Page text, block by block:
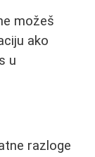
možeš
ako
u
razloge